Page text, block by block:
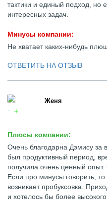
тактики и единый подход, но
интересных задач.
Минусы компании:
Не хватает каких-нибудь
ОТВЕТИТЬ НА ОТЗЫВ
Женя
Плюсы компании:
Очень благодарна Дэмису за
был продуктивный период,
получила очень ценный
Если про минусы говорить,
возникает пробуксовка.
и хотелось бы более